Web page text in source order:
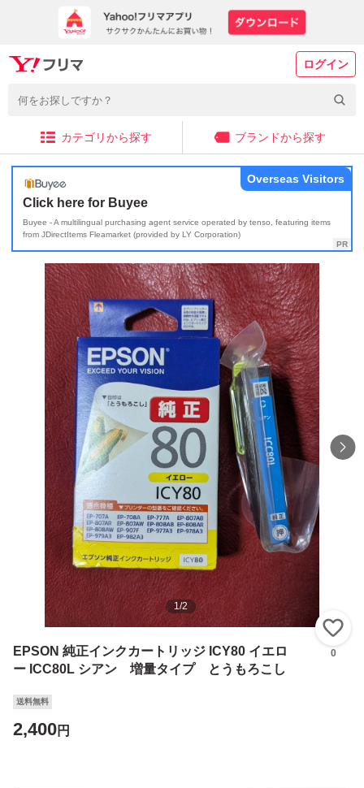
ログイン
カテゴリから探す ブランドから探す
Click here for Buyee
Buyee - A multilingual purchasing agent service operated by tenso, featuring items
from JDirectItems Fleamarket (provided by LY Corporation)
Overseas Visitors
1/2
EPSON 純正インクカートリッジ ICY80 イエロ
ー ICC80L シアン 増量タイプ とうもろこし
0
送料無料
2,400円